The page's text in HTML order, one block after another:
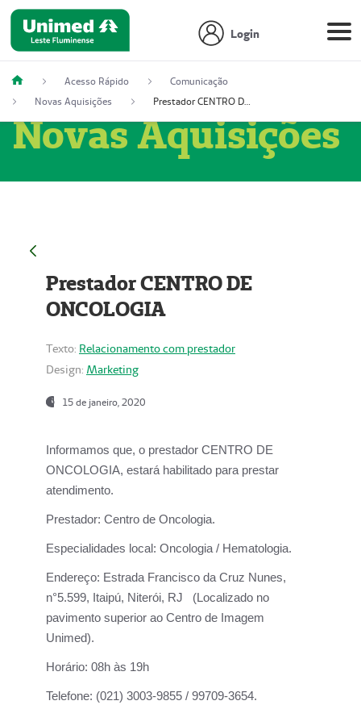
Login
Acesso Rápido
Comunicação
Novas Aquisições
Prestador CENTRO DE ONCOLOGIA
Novas Aquisições
Prestador CENTRO DE
ONCOLOGIA
Texto: Relacionamento com prestador
Design: Marketing
15 de janeiro, 2020
Informamos que, o prestador CENTRO DE
ONCOLOGIA, estará habilitado para prestar
atendimento.
Prestador: Centro de Oncologia.
Especialidades local: Oncologia / Hematologia.
Endereço: Estrada Francisco da Cruz Nunes,
n°5.599, Itaipú, Niterói, RJ (Localizado no
pavimento superior ao Centro de Imagem
Unimed).
Horário: 08h às 19h
Telefone: (021) 3003-9855 / 99709-3654.